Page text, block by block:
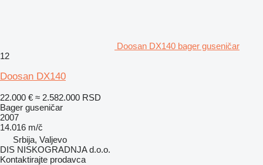
Doosan DX140 bager guseničar
12
Doosan DX140
22.000 € ≈ 2.582.000 RSD
Bager guseničar
2007
14.016 m/č
Srbija, Valjevo
DIS NISKOGRADNJA d.o.o.
Kontaktirajte prodavca